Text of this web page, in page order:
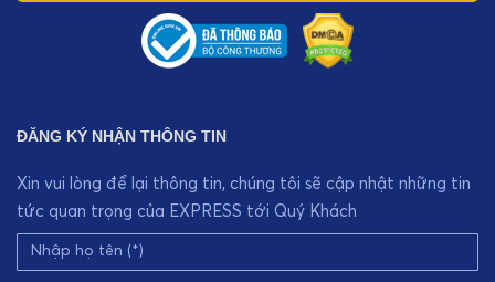
ĐĂNG KÝ NHẬN THÔNG TIN
Xin vui lòng để lại thông tin, chúng tôi sẽ cập nhật những tin
tức quan trọng của EXPRESS tới Quý Khách